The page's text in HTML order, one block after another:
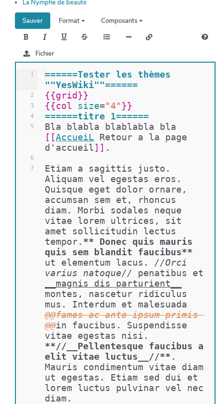
La Nymphe de beaute
Sauver Format Composants
Fichier
1
2
3
4
5
6
7
======Tester les thèmes
""YesWiki""======
{{grid }}
{{col size="4" }}
======titre 1======
Bla blabla blablabla bla
[[AccueiL
Retour a la page
d'accueil ]] .
Etiam a sagittis justo.
Aliquam vel egestas eros.
Quisque eget dolor ornare,
accumsan sem et, rhoncus
diam. Morbi sodales neque
vitae lorem ultrices, sit
amet sollicitudin lectus
tempor. ** Donec quis mauris
quis sem blandit faucibus**
ut elementum lacus. //Orci
varius natoque// penatibus et
__magnis dis parturient__
montes, nascetur ridiculus
mus. Interdum et malesuada
@@fames ac ante ipsum primis
@@in faucibus. Suspendisse
vitae egestas nisi.
**//__Pellentesque faucibus a
elit vitae luctus__//** .
Mauris condimentum vitae diam
ut egestas. Etiam sed dui et
lorem luctus pulvinar vel nec
diam.